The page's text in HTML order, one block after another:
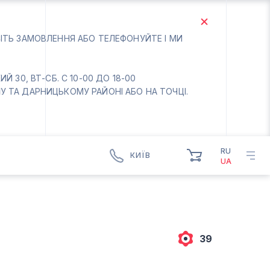
ЗАМОВЛЕННЯ АБО ТЕЛЕФОНУЙТЕ І МИ
30, ВТ-СБ. С 10-00 ДО 18-00
ТА ДАРНИЦЬКОМУ РАЙОНІ АБО НА ТОЧЦІ.
КИЇВ
RU
UA
39